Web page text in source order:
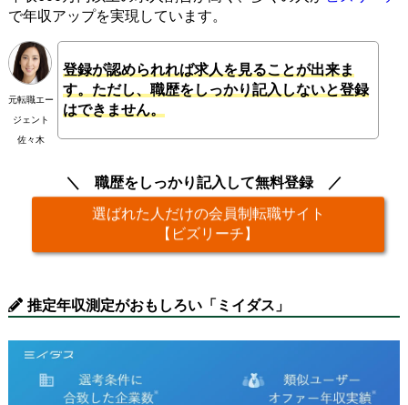
で年収アップを実現しています。
元転職エー
ジェント
佐々木
登録が認められれば求人を見ることが出来ま
す。ただし、職歴をしっかり記入しないと登録
はできません。
職歴をしっかり記入して無料登録
選ばれた人だけの会員制転職サイト
【ビズリーチ】
推定年収測定がおもしろい「ミイダス」